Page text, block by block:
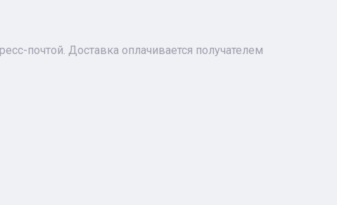
почтой. Доставка оплачивается получателем